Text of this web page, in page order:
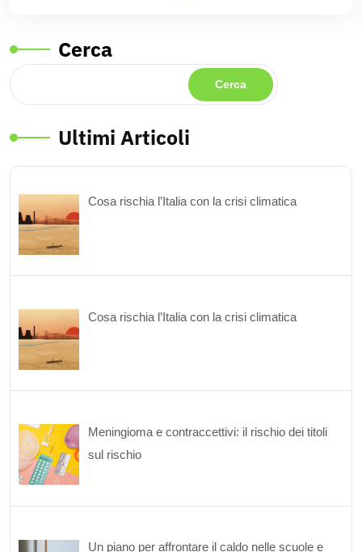
Cerca
Cerca
Ultimi Articoli
Cosa rischia l’Italia con la crisi climatica
Cosa rischia l’Italia con la crisi climatica
Meningioma e contraccettivi: il rischio dei titoli
sul rischio
Un piano per affrontare il caldo nelle scuole e